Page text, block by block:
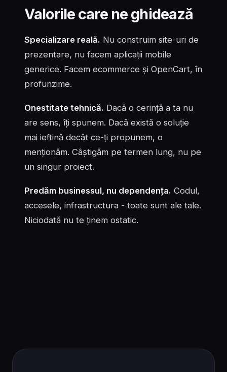
Valorile care ne ghidează
Specializare reală. Nu construim site-uri de
prezentare, nu facem aplicații mobile
generice. Facem ecommerce și OpenCart, în
profunzime.
Onestitate tehnică. Dacă o cerință a ta nu
are sens, îți spunem. Dacă există o soluție
mai ieftină decât ce-ți propunem, o
menționăm. Câștigăm pe termen lung, nu pe
un singur proiect.
Predăm businessul, nu dependența. Codul,
accesele, infrastructura - toate sunt ale tale.
Niciodată nu te ținem ostatic.